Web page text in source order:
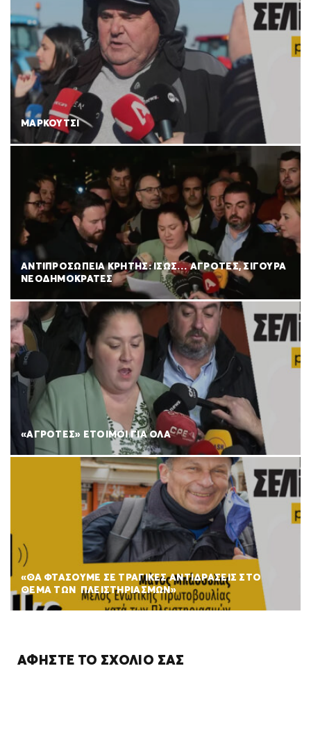
ΜΑΡΚΟΥΤΣΙ
ΑΝΤΙΠΡΟΣΩΠΕΙΑ ΚΡΗΤΗΣ: ΙΣΩΣ… ΑΓΡΟΤΕΣ, ΣΙΓΟΥΡΑ
ΝΕΟΔΗΜΟΚΡΑΤΕΣ
«ΑΓΡΟΤΕΣ» ΕΤΟΙΜΟΙ ΓΙΑ ΟΛΑ
«ΘΑ ΦΤΑΣΟΥΜΕ ΣΕ ΤΡΑΓΙΚΕΣ ΑΝΤΙΔΡΑΣΕΙΣ ΣΤΟ
ΘΕΜΑ ΤΩΝ ΠΛΕΙΣΤΗΡΙΑΣΜΩΝ»
ΑΦΉΣΤΕ ΤΟ ΣΧΌΛΙΌ ΣΑΣ